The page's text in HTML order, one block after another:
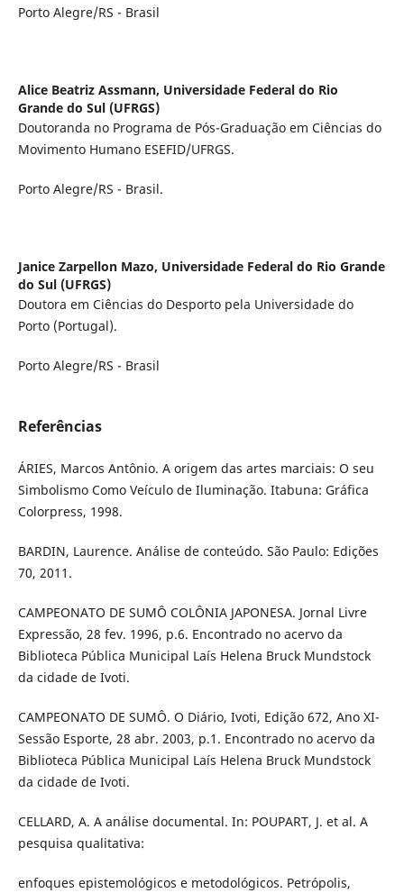
Porto Alegre/RS - Brasil
Alice Beatriz Assmann, Universidade Federal do Rio
Grande do Sul (UFRGS)
Doutoranda no Programa de Pós-Graduação em Ciências do
Movimento Humano ESEFID/UFRGS.
Porto Alegre/RS - Brasil.
Janice Zarpellon Mazo, Universidade Federal do Rio Grande
do Sul (UFRGS)
Doutora em Ciências do Desporto pela Universidade do
Porto (Portugal).
Porto Alegre/RS - Brasil
Referências
ÁRIES, Marcos Antônio. A origem das artes marciais: O seu
Simbolismo Como Veículo de Iluminação. Itabuna: Gráfica
Colorpress, 1998.
BARDIN, Laurence. Análise de conteúdo. São Paulo: Edições
70, 2011.
CAMPEONATO DE SUMÔ COLÔNIA JAPONESA. Jornal Livre
Expressão, 28 fev. 1996, p.6. Encontrado no acervo da
Biblioteca Pública Municipal Laís Helena Bruck Mundstock
da cidade de Ivoti.
CAMPEONATO DE SUMÔ. O Diário, Ivoti, Edição 672, Ano XI-
Sessão Esporte, 28 abr. 2003, p.1. Encontrado no acervo da
Biblioteca Pública Municipal Laís Helena Bruck Mundstock
da cidade de Ivoti.
CELLARD, A. A análise documental. In: POUPART, J. et al. A
pesquisa qualitativa:
enfoques epistemológicos e metodológicos. Petrópolis,